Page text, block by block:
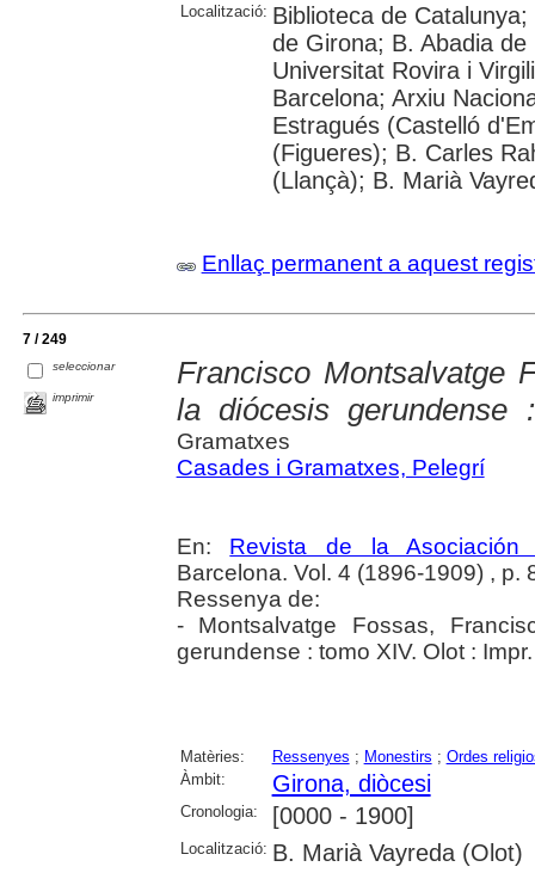
Localització: Biblioteca de
de Girona; B. Abadia
Universitat Rovira i
Barcelona; Arxiu
Estragués (Castelló
(Figueres); B. Carles
(Llançà); B. Marià
Enllaç permanent a aquest
7 / 249
seleccionar
imprimir
Francisco Montsalvatge
la diócesis gerundense
Gramatxes
Casades i Gramatxes, Pelegrí
En: Revista de la Asociación
Barcelona. Vol. 4 (1896-1909) , p.
Ressenya de:
- Montsalvatge Fossas,
gerundense : tomo XIV. Olot :
Matèries: Ressenyes ; Monestirs ; Ordes
Àmbit:
Girona, diòcesi
Cronologia: [0000 - 1900]
Localització: B. Marià Vayreda (Olot)